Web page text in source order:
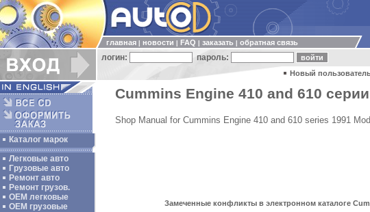
главная новости FAQ заказать обратная связь
логин: пароль:
Новый
Каталог марок
Легковые авто
Грузовые авто
Ремонт авто
Ремонт грузов.
ОЕМ легковые
OEM грузовые
Cummins Engine 410 and 610
Shop Manual for Cummins Engine 410 and 610 series 1991
Замеченные конфликты в электронном каталоге